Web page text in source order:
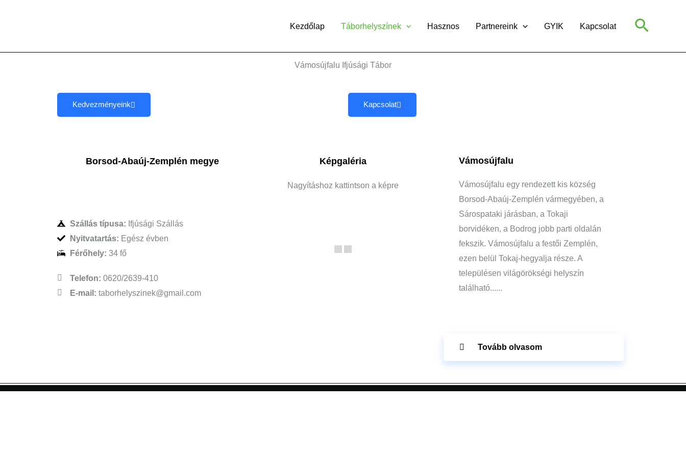
Kezdőlap Táborhelyszínek Hasznos Partnereink GYIK Kapcsolat Search
Vámosújfalu Ifjúsági Tábor
Kedvezményeink Kapcsolat
Borsod-Abaúj-Zemplén megye
Szállás típusa: Ifjúsági Szállás
Nyitvatartás: Egész évben
Férőhely: 34 fő
Telefon: 0620/2639-410
E-mail: taborhelyszinek@gmail.com
Képgaléria
Nagyításhoz kattintson a képre
Vámosújfalu
Vámosújfalu egy rendezett kis község
Borsod-Abaúj-Zemplén vármegyében, a
Sárospataki járásban, a Tokaji
borvidéken, a Bodrog jobb parti oldalán
fekszik. Vámosújfalu a festői Zemplén,
ezen belül Tokaj-hegyalja része. A
településen világörökségi helyszín
található......
Tovább olvasom